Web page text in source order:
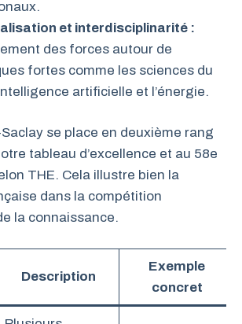
et interdisciplinarité :
des forces autour de
fortes comme les sciences du
artificielle et l’énergie.
se place en deuxième rang
tableau d’excellence et au 58e
THE. Cela illustre bien la
dans la compétition
la connaissance.
Description
Exemple
concret